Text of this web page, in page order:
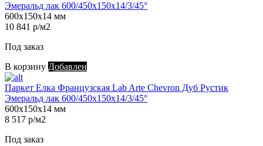
Эмеральд лак 600/450х150х14/3/45°
600х150х14 мм
10 841 р/м2
Под заказ
В корзину Добавлен
Паркет Елка Французская Lab Arte Chevron Дуб Рустик
Эмеральд лак 600/450х150х14/3/45°
600х150х14 мм
8 517 р/м2
Под заказ